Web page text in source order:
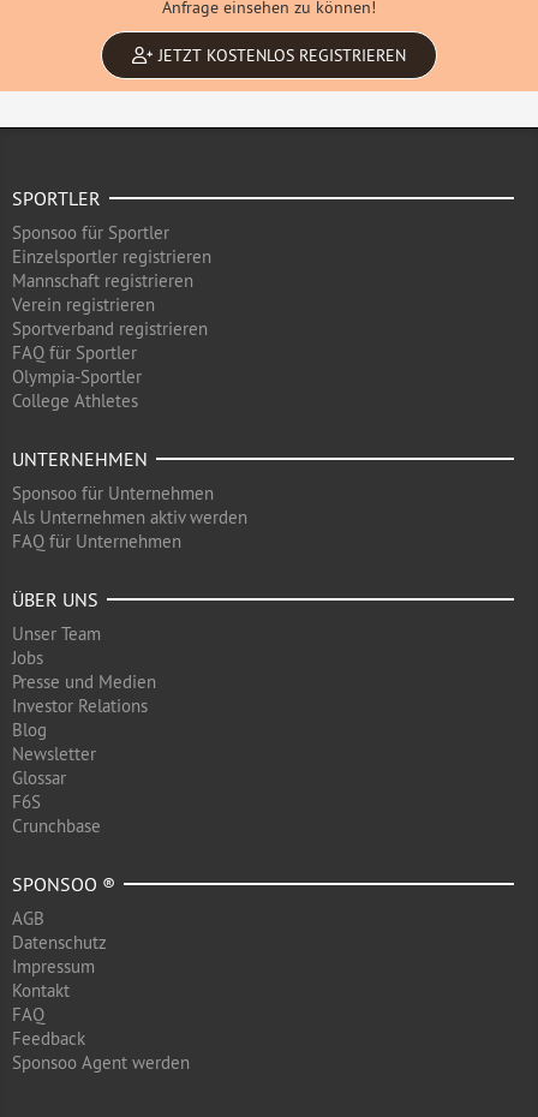
Anfrage einsehen zu können!
JETZT KOSTENLOS REGISTRIEREN
SPORTLER
Sponsoo für Sportler
Einzelsportler registrieren
Mannschaft registrieren
Verein registrieren
Sportverband registrieren
FAQ für Sportler
Olympia-Sportler
College Athletes
UNTERNEHMEN
Sponsoo für Unternehmen
Als Unternehmen aktiv werden
FAQ für Unternehmen
ÜBER UNS
Unser Team
Jobs
Presse und Medien
Investor Relations
Blog
Newsletter
Glossar
F6S
Crunchbase
SPONSOO ®
AGB
Datenschutz
Impressum
Kontakt
FAQ
Feedback
Sponsoo Agent werden